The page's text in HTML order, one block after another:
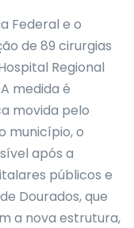
Federal e o
de 89 cirurgias
Regional
medida é
movida pelo
município, o
após a
públicos e
Dourados, que
a nova estrutura,